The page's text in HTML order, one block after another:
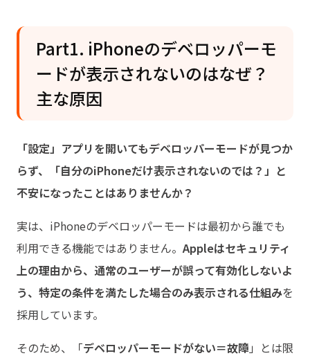
Part5. iPhoneのデベロッパーモードに
関するよくある質問
Part1. iPhoneのデベロッパーモ
ードが表示されないのはなぜ？
主な原因
「設定」アプリを開いてもデベロッパーモードが見つか
らず、「自分のiPhoneだけ表示されないのでは？」と
不安になったことはありませんか？
実は、iPhoneのデベロッパーモードは最初から誰でも
利用できる機能ではありません。 Appleはセキュリティ
上の理由から、通常のユーザーが誤って有効化しないよ
う、特定の条件を満たした場合のみ表示される仕組みを
採用しています。
そのため、「デベロッパーモードがない＝故障 」とは限